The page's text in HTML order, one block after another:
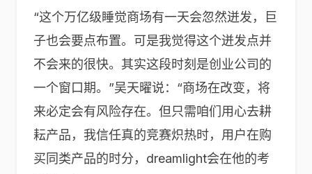
“这个万亿级睡觉商场有一天会忽然迸发，巨
子也会要点布置。可是我觉得这个迸发点并
不会来的很快。其实这段时刻是创业公司的
一个窗口期。”吴天曜说：“商场在改变，将
来必定会有风险存在。但只需咱们用心去耕
耘产品，我信任真的竞赛炽热时，用户在购
买同类产品的时分，dreamlight会在他的考